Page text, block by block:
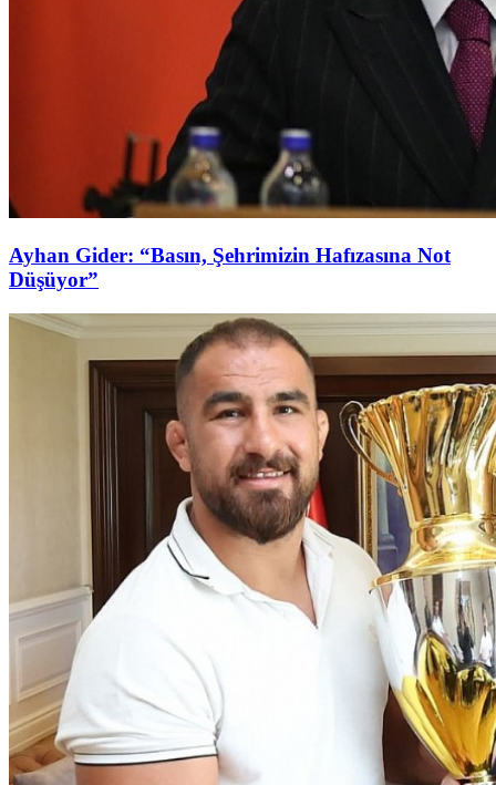
Ayhan Gider: “Basın, Şehrimizin Hafızasına Not
Düşüyor”